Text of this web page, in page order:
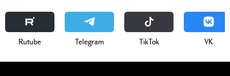
Rutube Telegram ТikТоk VK